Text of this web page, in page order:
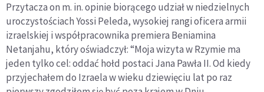
Przytacza on m. in. opinie biorącego udział w niedzielnych
uroczystościach Yossi Peleda, wysokiej rangi oficera armii
izraelskiej i współpracownika premiera Beniamina
Netanjahu, który oświadczył: “Moja wizyta w Rzymie ma
jeden tylko cel: oddać hołd postaci Jana Pawła II. Od kiedy
przyjechałem do Izraela w wieku dziewięciu lat po raz